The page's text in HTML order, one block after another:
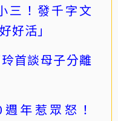
三！發千字文
好活」
首談母子分離
年惹眾怒！